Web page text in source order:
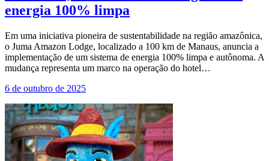
energia 100% limpa
Em uma iniciativa pioneira de sustentabilidade na região amazônica,
o Juma Amazon Lodge, localizado a 100 km de Manaus, anuncia a
implementação de um sistema de energia 100% limpa e autônoma. A
mudança representa um marco na operação do hotel…
6 de outubro de 2025